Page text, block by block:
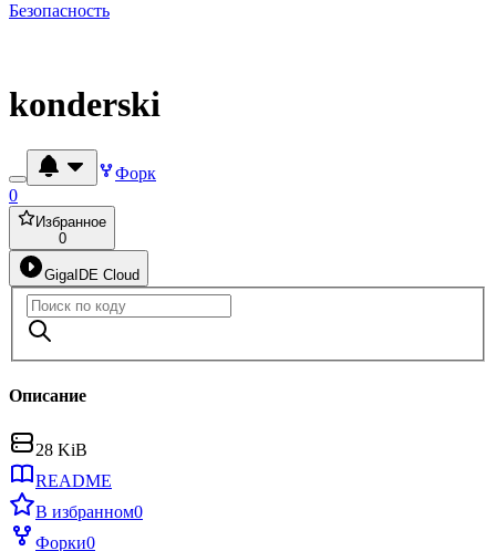
Безопасность
konderski
Форк
0
Избранное
0
GigaIDE Cloud
Описание
28 KiB
README
В избранном0
Форки0